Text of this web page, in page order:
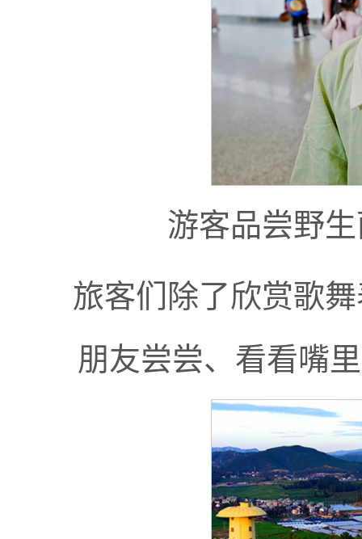
游客品尝野
旅客们除了欣赏歌
朋友尝尝、看看嘴